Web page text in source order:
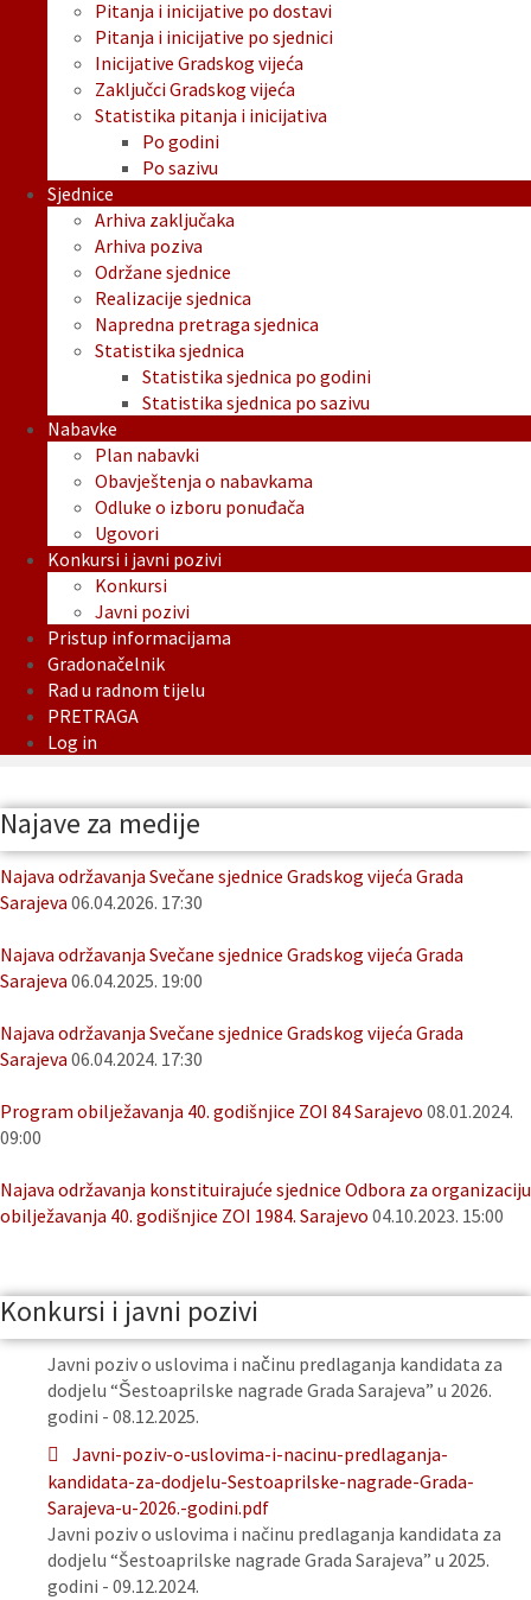
Pitanja i inicijative po dostavi
Pitanja i inicijative po sjednici
Inicijative Gradskog vijeća
Zaključci Gradskog vijeća
Statistika pitanja i inicijativa
Po godini
Po sazivu
Sjednice
Arhiva zaključaka
Arhiva poziva
Održane sjednice
Realizacije sjednica
Napredna pretraga sjednica
Statistika sjednica
Statistika sjednica po godini
Statistika sjednica po sazivu
Nabavke
Plan nabavki
Obavještenja o nabavkama
Odluke o izboru ponuđača
Ugovori
Konkursi i javni pozivi
Konkursi
Javni pozivi
Pristup informacijama
Gradonačelnik
Rad u radnom tijelu
PRETRAGA
Log in
Najave za medije
Najava održavanja Svečane sjednice Gradskog vijeća Grada
Sarajeva 06.04.2026. 17:30
Najava održavanja Svečane sjednice Gradskog vijeća Grada
Sarajeva 06.04.2025. 19:00
Najava održavanja Svečane sjednice Gradskog vijeća Grada
Sarajeva 06.04.2024. 17:30
Program obilježavanja 40. godišnjice ZOI 84 Sarajevo 08.01.2024.
09:00
Najava održavanja konstituirajuće sjednice Odbora za organizaciju
obilježavanja 40. godišnjice ZOI 1984. Sarajevo 04.10.2023. 15:00
Konkursi i javni pozivi
Javni poziv o uslovima i načinu predlaganja kandidata za
dodjelu “Šestoaprilske nagrade Grada Sarajeva” u 2026.
godini - 08.12.2025.
Javni-poziv-o-uslovima-i-nacinu-predlaganja-
kandidata-za-dodjelu-Sestoaprilske-nagrade-Grada-
Sarajeva-u-2026.-godini.pdf
Javni poziv o uslovima i načinu predlaganja kandidata za
dodjelu “Šestoaprilske nagrade Grada Sarajeva” u 2025.
godini - 09.12.2024.